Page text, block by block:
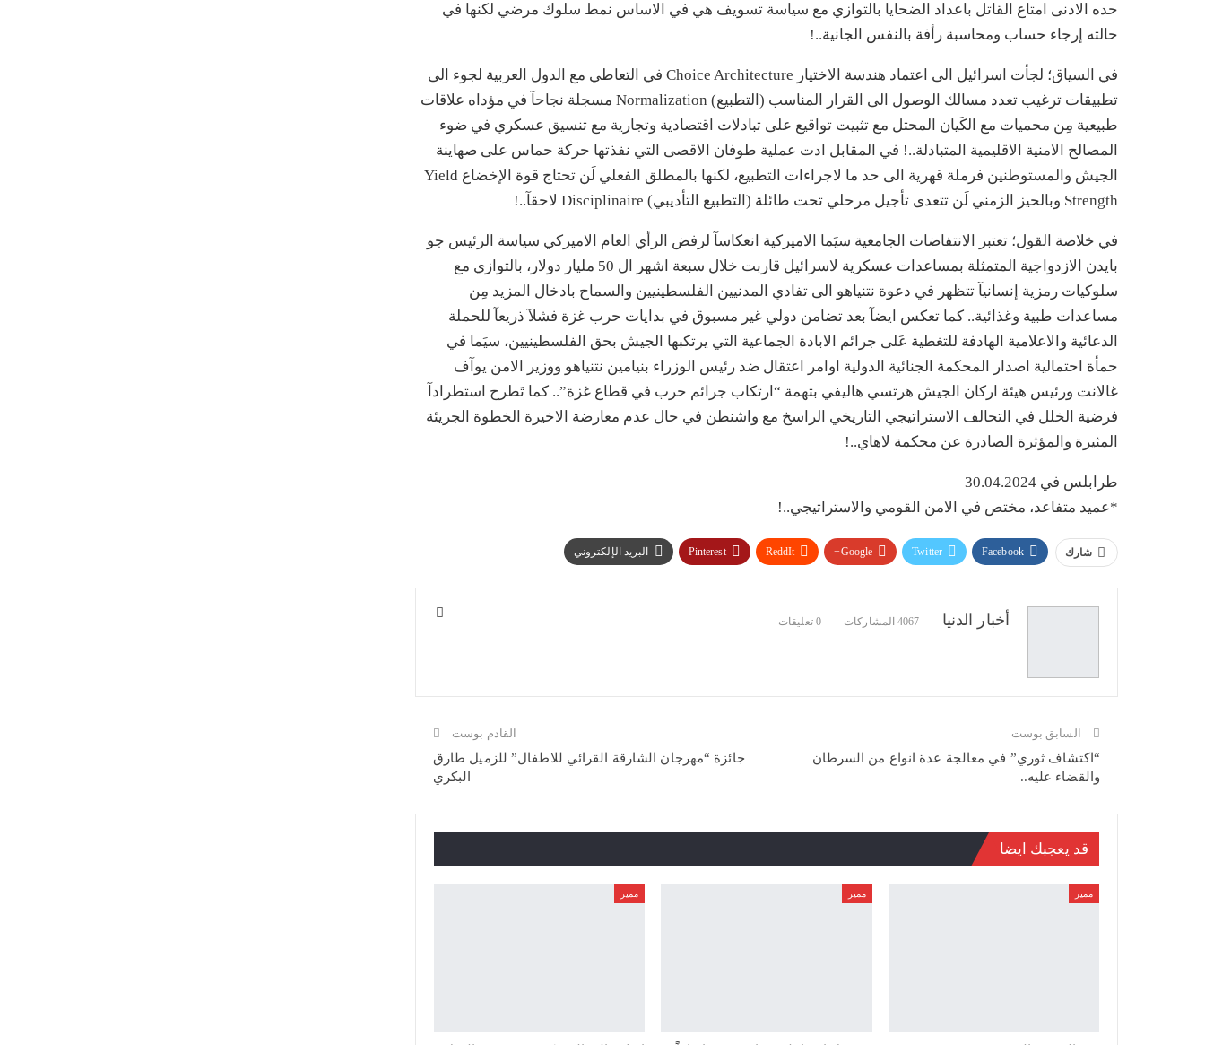
حده الادنى امتاع القاتل باعداد الضحايا بالتوازي مع سياسة تسويف هي في الاساس نمط سلوك مرضي لكنها في
حالته إرجاء حساب ومحاسبة رأفة بالنفس الجانية..!
في السياق؛ لجأت اسرائيل الى اعتماد هندسة الاختيار Choice Architecture في التعاطي مع الدول العربية لجوء الى
تطبيقات ترغيب تعدد مسالك الوصول الى القرار المناسب (التطبيع) Normalization مسجلة نجاحآ في مؤداه علاقات
طبيعية مِن محميات مع الكَيان المحتل مع تثبيت تواقيع على تبادلات اقتصادية وتجارية مع تنسيق عسكري في ضوء
المصالح الامنية الاقليمية المتبادلة..! في المقابل ادت عملية طوفان الاقصى التي نفذتها حركة حماس على صهاينة
الجيش والمستوطنين فرملة قهرية الى حد ما لاجراءات التطبيع، لكنها بالمطلق الفعلي لَن تحتاج قوة الإخضاع Yield
Strength وبالحيز الزمني لَن تتعدى تأجيل مرحلي تحت طائلة (التطبيع التأديبي) Disciplinaire لاحقآ..!
في خلاصة القول؛ تعتبر الانتفاضات الجامعية سيَما الاميركية انعكاسآ لرفض الرأي العام الاميركي سياسة الرئيس جو
بايدن الازدواجية المتمثلة بمساعدات عسكرية لاسرائيل قاربت خلال سبعة اشهر ال 50 مليار دولار، بالتوازي مع
سلوكيات رمزية إنسانيآ تتظهر في دعوة نتنياهو الى تفادي المدنيين الفلسطينيين والسماح بادخال المزيد مِن
مساعدات طبية وغذائية.. كما تعكس ايضآ بعد تضامن دولي غير مسبوق في بدايات حرب غزة فشلآ ذريعآ للحملة
الدعائية والاعلامية الهادفة للتغطية عَلى جرائم الابادة الجماعية التي يرتكبها الجيش بحق الفلسطينيين، سيَما في
حمأة احتمالية اصدار المحكمة الجنائية الدولية اوامر اعتقال ضد رئيس الوزراء بنيامين نتنياهو ووزير الامن يوآف
غالانت ورئيس هيئة اركان الجيش هرتسي هاليفي بتهمة “ارتكاب جرائم حرب في قطاع غزة”.. كما تَطرح استطرادآ
فرضية الخلل في التحالف الاستراتيجي التاريخي الراسخ مع واشنطن في حال عدم معارضة الاخيرة الخطوة الجريئة
المثيرة والمؤثرة الصادرة عن محكمة لاهاي..!
طرابلس في 30.04.2024
*عميد متفاعد، مختص في الامن القومي والاستراتيجي..!
شارك Facebook
Twitter
Google+
ReddIt
Pinterest البريد الإلكتروني
أخبار الدنيا 4067 المشاركات 0 تعليقات
السابق بوست
“اكتشاف ثوري” في معالجة عدة انواع من السرطان
والقضاء عليه..
القادم بوست
جائزة “مهرجان الشارقة القرائي للاطفال” للزميل طارق
البكري
قد يعجبك ايضا
مميز مميز مميز